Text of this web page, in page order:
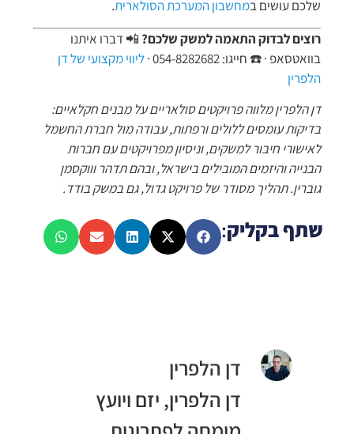
שלכם עושים במחשבון המערכת הסולארית.
רוצים לבדוק התאמה למשק שלכם? 📲 דברו איתנו
בוואטסאפ · ☎️ חייגו: 054-8282682 ·
ליווי מקצועי של דן
הלפרין
דן הלפרין מלווה פרויקטים סולאריים על מבנים חקלאיים:
בדיקות עומסים ללולים ורפתות, עבודה מול חברת החשמל
לאישורי חיבור למשקים, וניסיון מפרויקטים עם חברות
הבנייה והיזמים המובילים בישראל, ובהם תדהר וווקסמן
גוברין. תהליך מסודר של פרויקט גדול, גם במשק בודד.
שתף בקליק:
דן הלפרין
דן הלפרין, יזם ויועץ